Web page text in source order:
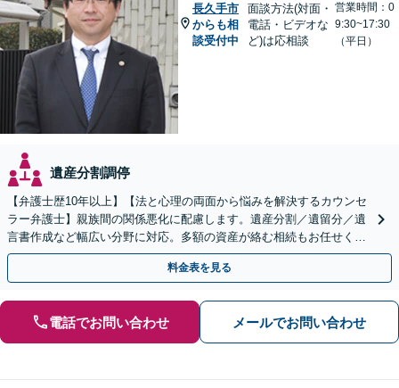
長久手市
からも相
談受付中
面談方法(対面・
電話・ビデオな
ど)は応相談
営業時間：0
9:30~17:30
（平日）
遺産分割調停
【弁護士歴10年以上】【法と心理の両面から悩みを解決するカウンセ
ラー弁護士】親族間の関係悪化に配慮します。遺産分割／遺留分／遺
言書作成など幅広い分野に対応。多額の資産が絡む相続もお任せくだ
さい。【夜間・休日の相談可能】【駐車場完備】
料金表を見る
電話でお問い合わせ メールでお問い合わせ